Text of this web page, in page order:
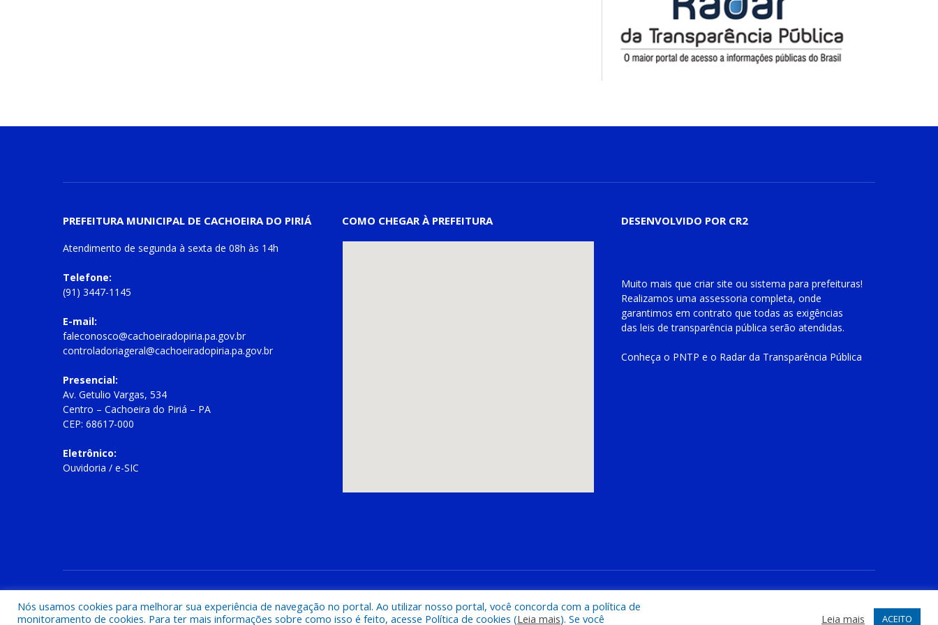
PREFEITURA MUNICIPAL DE CACHOEIRA DO PIRIÁ
Atendimento de segunda à sexta de 08h às 14h
Telefone:
(91) 3447-1145
E-mail:
faleconosco@cachoeiradopiria.pa.gov.br
controladoriageral@cachoeiradopiria.pa.gov.br
Presencial:
Av. Getulio Vargas, 534
Centro – Cachoeira do Piriá – PA
CEP: 68617-000
Eletrônico:
Ouvidoria / e-SIC
COMO CHEGAR À PREFEITURA DESENVOLVIDO POR CR2
Muito mais que criar site ou sistema para prefeituras!
Realizamos uma assessoria completa, onde
garantimos em contrato que todas as exigências
das leis de transparência pública serão atendidas.
Conheça o PNTP e o Radar da Transparência Pública
Nós usamos cookies para melhorar sua experiência de navegação no portal. Ao utilizar nosso portal, você concorda com a política de
monitoramento de cookies. Para ter mais informações sobre como isso é feito, acesse Política de cookies (Leia mais). Se você
Leia mais ACEITO